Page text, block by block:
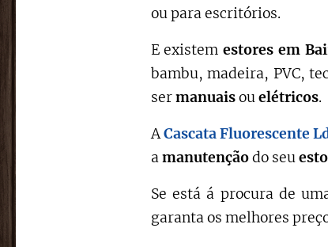
ou para escritórios.
E existemestores em
bambu, madeira, PVC,
sermanuaisouelétricos.
ACascata Fluorescente
amanutençãodo seu
Se está á procura de
garanta os melhores